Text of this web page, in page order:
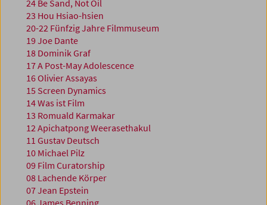
24 Be Sand, Not Oil
23 Hou Hsiao-hsien
20-22 Fünfzig Jahre Filmmuseum
19 Joe Dante
18 Dominik Graf
17 A Post-May Adolescence
16 Olivier Assayas
15 Screen Dynamics
14 Was ist Film
13 Romuald Karmakar
12 Apichatpong Weerasethakul
11 Gustav Deutsch
10 Michael Pilz
09 Film Curatorship
08 Lachende Körper
07 Jean Epstein
06 James Benning